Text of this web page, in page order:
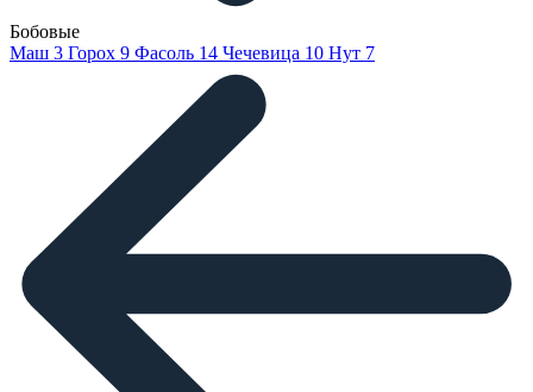
Бобовые
Маш 3 Горох 9 Фасоль 14 Чечевица 10 Нут 7